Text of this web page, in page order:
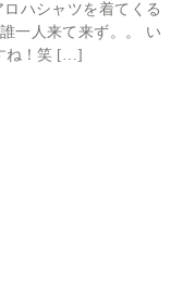
ハシャツを着てくる
一人来て来ず。。 い
やもっていなかったといった方が正解ですね！笑 […]